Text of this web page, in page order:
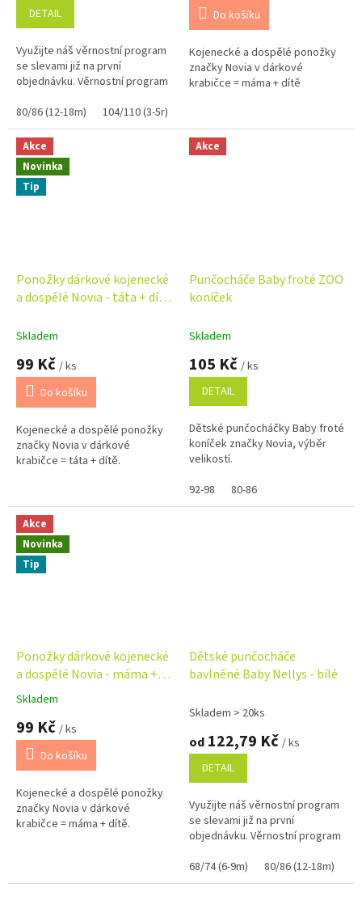
DETAIL
Využijte náš věrnostní program
se slevami již na první
objednávku. Věrnostní program
80/86 (12-18m)
104/110 (3-5r)
Do košíku
Kojenecké a dospělé ponožky
značky Novia v dárkové
krabičce = máma + dítě
Akce
Novinka
Tip
Ponožky dárkové kojenecké
a dospělé Novia - táta + dítě
Skladem
99 Kč / ks
Do košíku
Kojenecké a dospělé ponožky
značky Novia v dárkové
krabičce = táta + dítě.
Akce
Punčocháče Baby froté ZOO
koníček
Skladem
105 Kč / ks
DETAIL
Dětské punčocháčky Baby froté
koníček značky Novia, výběr
velikostí.
92-98
80-86
Akce
Novinka
Tip
Ponožky dárkové kojenecké
a dospělé Novia - máma +
dítě - hvězdy
Průměrné
hodnocení
produktu
5,0
5
hvězdiček.
Skladem
99 Kč / ks
Do košíku
Kojenecké a dospělé ponožky
značky Novia v dárkové
krabičce = máma + dítě.
Dětské punčocháče
bavlněné Baby Nellys - bílé
Skladem > 20ks
od 122,79 Kč / ks
DETAIL
Využijte náš věrnostní program
se slevami již na první
objednávku. Věrnostní program
68/74 (6-9m)
80/86 (12-18m)